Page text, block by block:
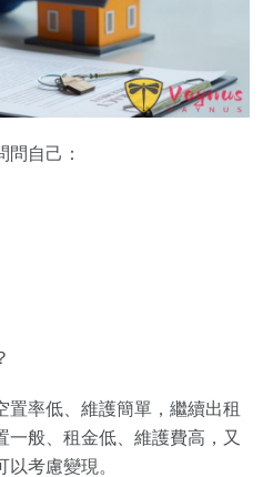
自己：
率低、維護簡單，繼續出租
般、租金低、維護費高，又
考慮變現。